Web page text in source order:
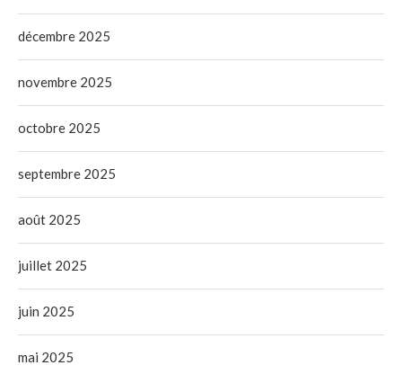
décembre 2025
novembre 2025
octobre 2025
septembre 2025
août 2025
juillet 2025
juin 2025
mai 2025